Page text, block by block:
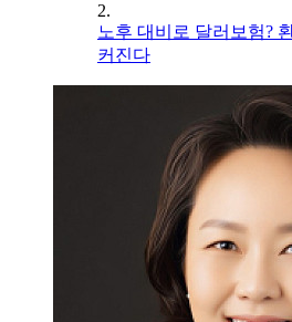
2.
노후 대비로 달러보험?
커진다